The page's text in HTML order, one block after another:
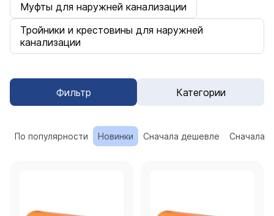
Муфты для наружней канализации
Тройники и крестовины для наружней
канализации
Фильтр Категории
По популярности Новинки Сначала дешевле Сначала